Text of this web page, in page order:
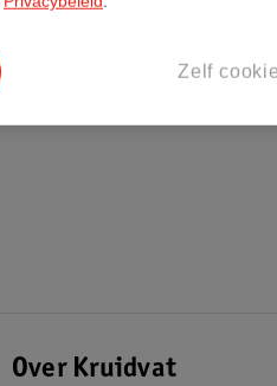
Over Kruidvat
Zelf